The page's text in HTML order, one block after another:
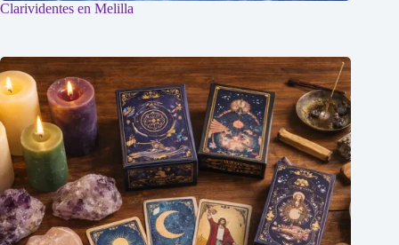
Clarividentes en Melilla